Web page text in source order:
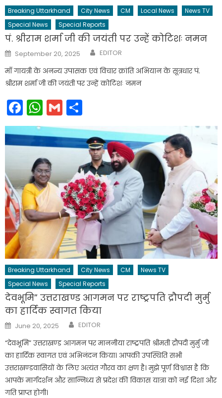
Breaking Uttarkhand City News CM Local News
News TV
Special News
Special Reports
पं. श्रीराम शर्मा जी की जयंती पर उन्हें कोटिशः नमन
Posted
on
September 20, 2025 Author
EDITOR
माँ गायत्री के अनन्य उपासक एवं विचार क्रांति अभियान के सूत्रधार पं.
श्रीराम शर्मा जी की जयंती पर उन्हें कोटिशः नमन
Facebook
WhatsApp
Gmail
Breaking Uttarkhand City News CM
News TV
Special News
Special Reports
देवभूमि” उत्तराखण्ड आगमन पर राष्ट्रपति द्रौपदी मुर्मु
का हार्दिक स्वागत किया
Posted
on
June 20, 2025 Author
EDITOR
“देवभूमि” उत्तराखण्ड आगमन पर माननीया राष्ट्रपति श्रीमती द्रौपदी मुर्मु जी
का हार्दिक स्वागत एवं अभिनंदन किया। आपकी उपस्थिति सभी
उत्तराखण्डवासियों के लिए अत्यंत गौरव का क्षण है। मुझे पूर्ण विश्वास है कि
आपके मार्गदर्शन और सान्निध्य से प्रदेश की विकास यात्रा को नई दिशा और
गति प्राप्त होगी।